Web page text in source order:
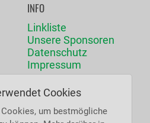
INFO
Linkliste
Unsere Sponsoren
Datenschutz
Impressum
Cookies
um bestmögliche